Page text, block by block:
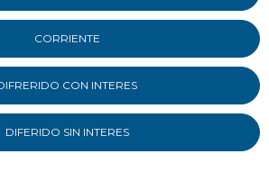
CORRIENTE
CON INTERES
DIFERIDO SIN INTERES